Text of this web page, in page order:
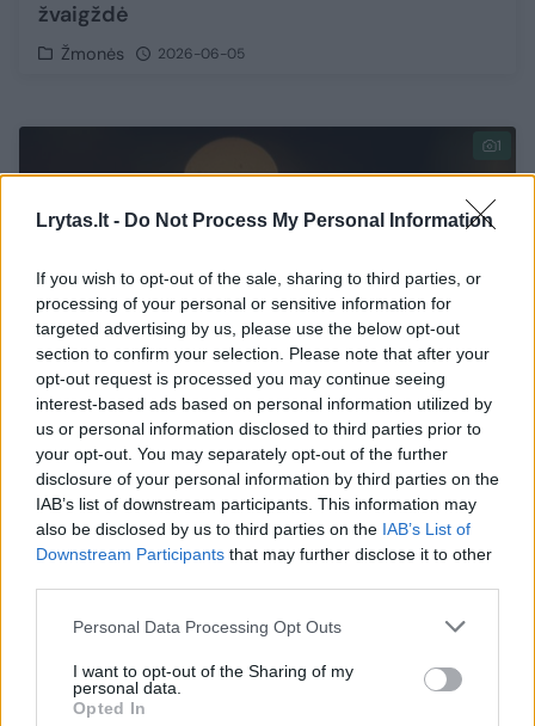
Lrytas.lt - Do Not Process My Personal Information
If you wish to opt-out of the sale, sharing to third parties, or
processing of your personal or sensitive information for
targeted advertising by us, please use the below opt-out
section to confirm your selection. Please note that after your
opt-out request is processed you may continue seeing
interest-based ads based on personal information utilized by
us or personal information disclosed to third parties prior to
your opt-out. You may separately opt-out of the further
disclosure of your personal information by third parties on the
IAB’s list of downstream participants. This information may
also be disclosed by us to third parties on the IAB’s List of
Downstream Participants that may further disclose it to other
Personal Data Processing Opt Outs
I want to opt-out of the Sharing of my
personal data.
Opted In
žvaigždė
Žmonės 2026-06-05
1
Skaudi netektis: mirė „Žvaigždžių karų“
legenda
Žmonės 2026-05-30